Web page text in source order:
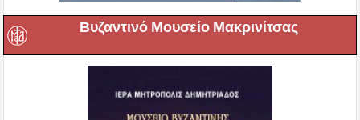
Βυζαντινό Μουσείο Μακρινίτσας